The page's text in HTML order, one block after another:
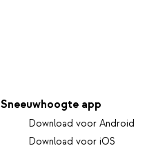
Sneeuwhoogte app
Download voor Android
Download voor iOS